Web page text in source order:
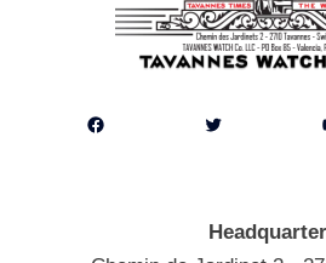
Facebook Twitter